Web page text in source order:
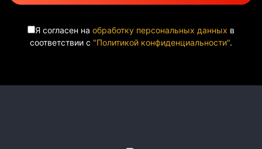
Я согласен на обработку персональных данных в
соответствии с "Политикой конфиденциальности".